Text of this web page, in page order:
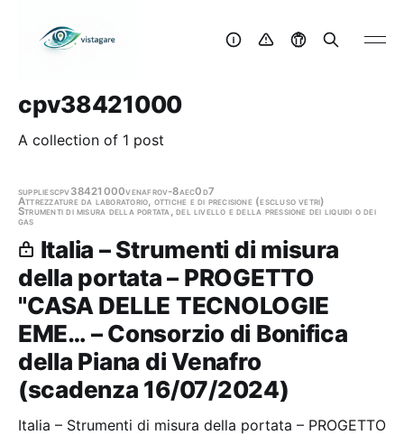
cpv38421000
A collection of 1 post
suppliescpv38421000venafrov-8aec0d7
Attrezzature da laboratorio, ottiche e di precisione (escluso vetri)
Strumenti di misura della portata, del livello e della pressione dei liquidi o dei
gas
Italia – Strumenti di misura
della portata – PROGETTO
"CASA DELLE TECNOLOGIE
EME… – Consorzio di Bonifica
della Piana di Venafro
(scadenza 16/07/2024)
Italia – Strumenti di misura della portata – PROGETTO